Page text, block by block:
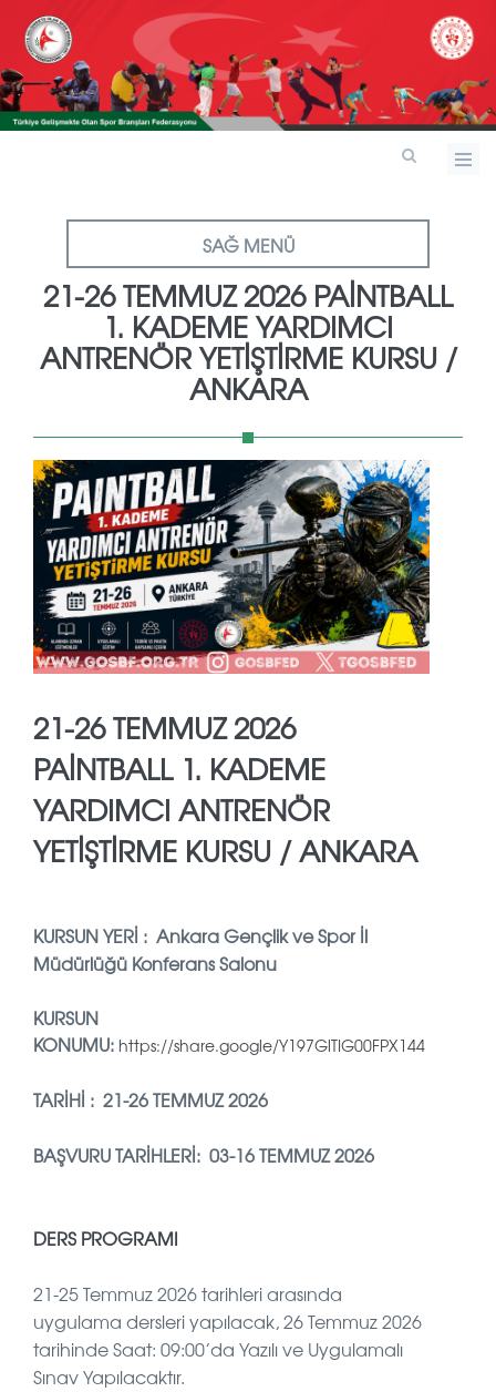
SAĞ MENÜ
21-26 TEMMUZ 2026 PAİNTBALL
1. KADEME YARDIMCI
ANTRENÖR YETİŞTİRME KURSU /
ANKARA
21-26 TEMMUZ 2026
PAİNTBALL 1. KADEME
YARDIMCI ANTRENÖR
YETİŞTİRME KURSU / ANKARA
KURSUN YERİ : Ankara Gençlik ve Spor İl
Müdürlüğü Konferans Salonu
KURSUN
KONUMU: https://share.google/Y197GlTIG00FPX144
TARİHİ : 21-26 TEMMUZ 2026
BAŞVURU TARİHLERİ: 03-16 TEMMUZ 2026
DERS PROGRAMI
21-25 Temmuz 2026 tarihleri arasında
uygulama dersleri yapılacak, 26 Temmuz 2026
tarihinde Saat: 09:00’da Yazılı ve Uygulamalı
Sınav Yapılacaktır.